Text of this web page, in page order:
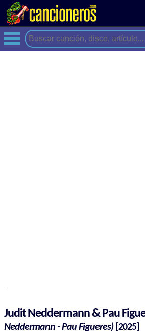
Judit Neddermann & Pau
Neddermann - Pau Figueres)[2025]